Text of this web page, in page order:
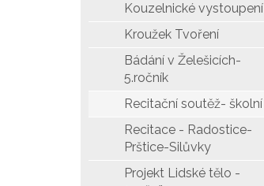
Kouzelnické vystoupení
Kroužek Tvoření
Bádání v Želešicích-
5.ročník
Recitační soutěž- školní
Recitace - Radostice-
Prštice-Silůvky
Projekt Lidské tělo -